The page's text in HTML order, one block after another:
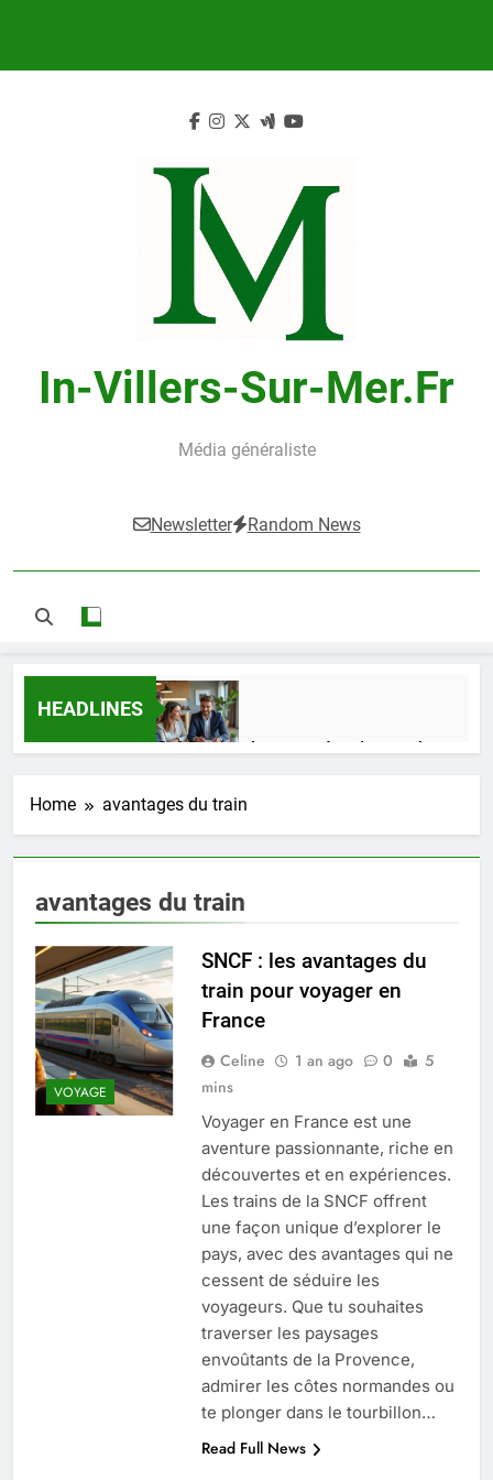
In-Villers-Sur-Mer.fr
Média généraliste
Newsletter Random News
HEADLINES
Guide complet pour réussir un achat
2 Semaines Ago
impact dans le domaine médical
4 Mois Ago
Quel est le salaire de Myriam Seurat en
2025 ?
4 Mois Ago
Okrami : comprendre ses
fonctionnalités clés et avantages
4 Mois Ago
Découvrez notre test d’orientation
gratuit spécialement conçu pour
collégiens et lycéens
4 Mois Ago
Liste complète des marques
rezoactif.com à connaître en 2025
Home avantages du train
avantages du train
VOYAGE
SNCF : les avantages du
train pour voyager en
France
Celine 1 an ago 0
5
mins
Voyager en France est une
aventure passionnante, riche en
découvertes et en expériences.
Les trains de la SNCF offrent
une façon unique d’explorer le
pays, avec des avantages qui ne
cessent de séduire les
voyageurs. Que tu souhaites
traverser les paysages
envoûtants de la Provence,
admirer les côtes normandes ou
te plonger dans le tourbillon…
Read Full News